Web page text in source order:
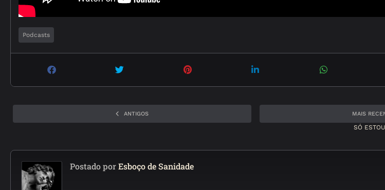
Podcasts
MAIS
SÓ
ANTIGOS
Postado porEsboço de Sanidade